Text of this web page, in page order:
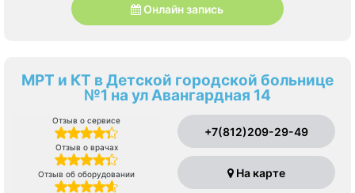
Онлайн запись
МРТ и КТ в Детской городской больнице
№1 на ул Авангардная 14
Отзыв о сервисе
Отзыв о врачах
Отзыв об оборудовании
+7(812)209-29-49
На карте